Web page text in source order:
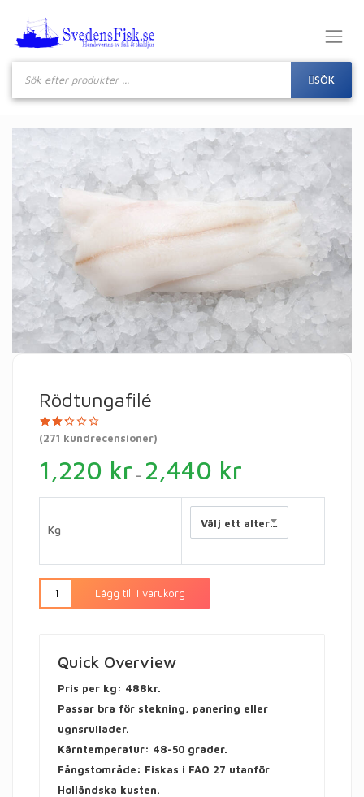
Produktsökning
SÖK
Rödtungafilé
Betygsatt
2.35
baserat
på
267
kundrecensioner
(271 kundrecensioner)
1,220 kr – 2,440 kr
Kg Välj ett alternativ
Lägg till i varukorg
Quick Overview
Pris per kg: 488kr.
Passar bra för stekning, panering eller
ugnsrullader.
Kärntemperatur: 48-50 grader.
Fångstområde: Fiskas i FAO 27 utanför
Holländska kusten.